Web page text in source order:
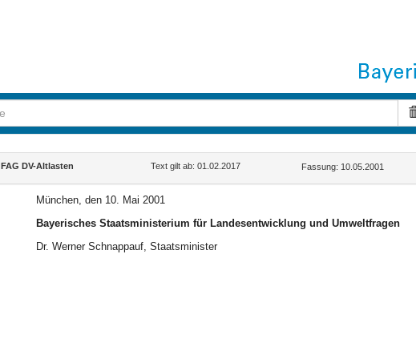
Inhalt
FAG DV-Altlasten Text gilt ab: 01.02.2017 Fassung: 10.05.2001
München, den 10. Mai 2001
Bayerisches Staatsministerium für Landesentwicklung und Umweltfragen
Dr. Werner Schnappauf, Staatsminister